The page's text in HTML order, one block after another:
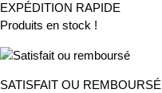
EXPÉDITION RAPIDE
Produits en stock !
SATISFAIT OU REMBOURSÉ